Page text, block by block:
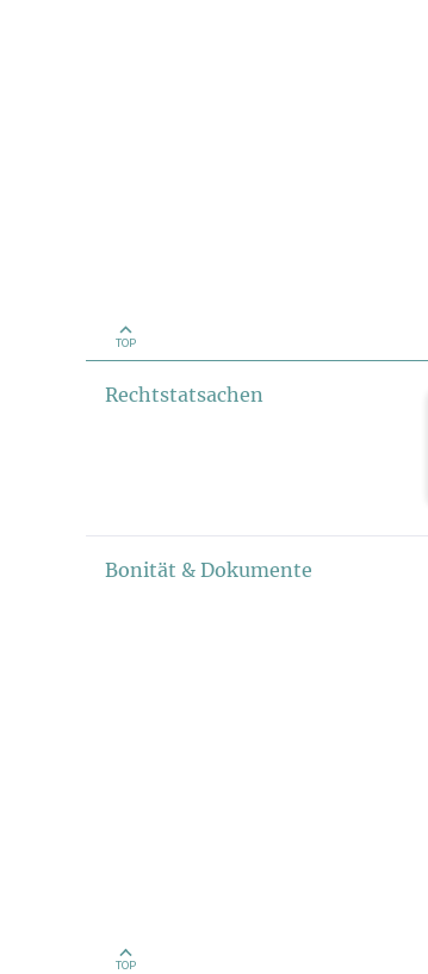
TOP
Rechtstatsachen
Bonität & Dokumente
TOP